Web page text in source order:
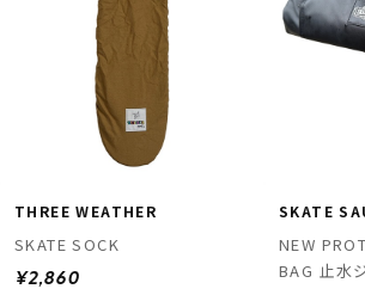
THREE WEATHER
SKATE SOCK
¥2,860
SKATE
NEW
BAG 止水